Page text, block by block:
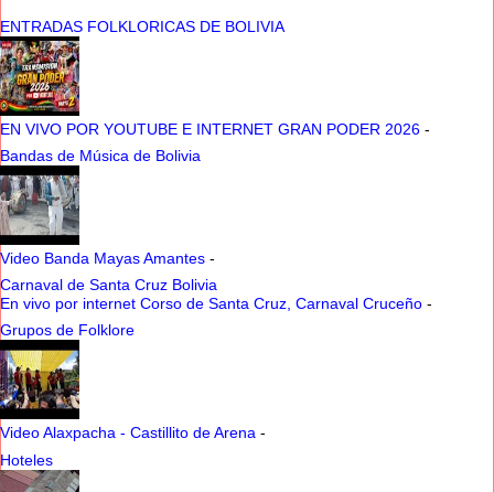
ENTRADAS FOLKLORICAS DE BOLIVIA
EN VIVO POR YOUTUBE E INTERNET GRAN PODER 2026 -
Bandas de Música de Bolivia
Video Banda Mayas Amantes -
Carnaval de Santa Cruz Bolivia
En vivo por internet Corso de Santa Cruz, Carnaval Cruceño -
Grupos de Folklore
Video Alaxpacha - Castillito de Arena -
Hoteles